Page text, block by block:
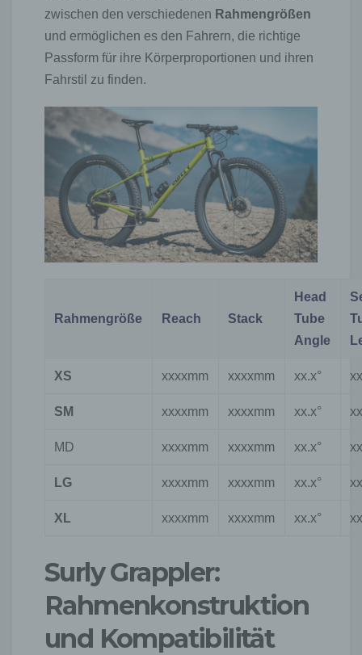
zwischen den verschiedenen Rahmengrößen
und ermöglichen es den Fahrern, die richtige
Passform für ihre Körperproportionen und ihren
Fahrstil zu finden.
Rahmengröße Reach Stack
Head
Tube
Angle
XS xxxxmm xxxxmm xx.x°
SM xxxxmm xxxxmm xx.x°
MD xxxxmm xxxxmm xx.x°
LG xxxxmm xxxxmm xx.x°
XL xxxxmm xxxxmm xx.x°
Surly Grappler:
Rahmenkonstruktion
und Kompatibilität